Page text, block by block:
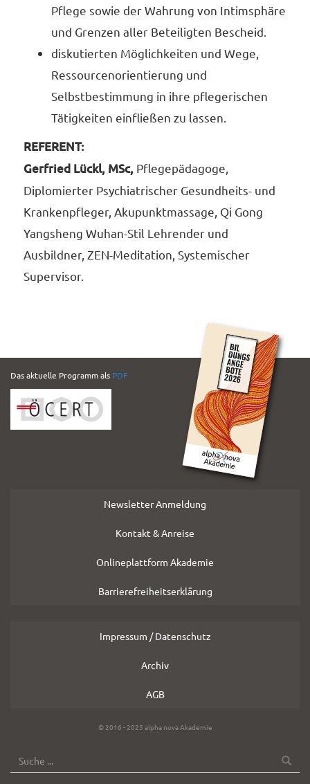
Pflege sowie der Wahrung von Intimsphäre
und Grenzen aller Beteiligten Bescheid.
diskutierten Möglichkeiten und Wege,
Ressourcenorientierung und
Selbstbestimmung in ihre pflegerischen
Tätigkeiten einfließen zu lassen.
REFERENT:
Gerfried Lückl, MSc, Pflegepädagoge,
Diplomierter Psychiatrischer Gesundheits- und
Krankenpfleger, Akupunktmassage, Qi Gong
Yangsheng Wuhan-Stil Lehrender und
Ausbildner, ZEN-Meditation, Systemischer
Supervisor.
PDF
Folder
Das aktuelle Programm als PDF
Newsletter Anmeldung
Kontakt & Anreise
Onlineplattform Akademie
Barrierefreiheitserklärung
Impressum / Datenschutz
Archiv
AGB
© 2016 - 2025 alpha nova Akademie
SUCHE OK